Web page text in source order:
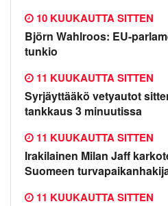
Björn Wahlroos: EU-
tunkio
10 KUUKAUTTA SITTEN
Syrjäyttääkö vetyautot
tankkaus 3 minuutissa
11 KUUKAUTTA SITTEN
Irakilainen Milan Jaff
Suomeen
11 KUUKAUTTA SITTEN
11 KUUKAUTTA SITTEN